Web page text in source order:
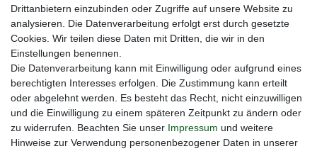
Unsere Seiten im Social Media:
Drittanbietern einzubinden oder Zugriffe auf unsere Website zu
analysieren. Die Datenverarbeitung erfolgt erst durch gesetzte
Cookies. Wir teilen diese Daten mit Dritten, die wir in den
Einstellungen benennen.
Die Datenverarbeitung kann mit Einwilligung oder aufgrund eines
berechtigten Interesses erfolgen. Die Zustimmung kann erteilt
oder abgelehnt werden. Es besteht das Recht, nicht einzuwilligen
und die Einwilligung zu einem späteren Zeitpunkt zu ändern oder
zu widerrufen. Beachten Sie unser Impressum und weitere
Hinweise zur Verwendung personenbezogener Daten in unserer